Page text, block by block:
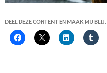
DEEL DEZE CONTENT EN MAAK MIJ BLIJ.